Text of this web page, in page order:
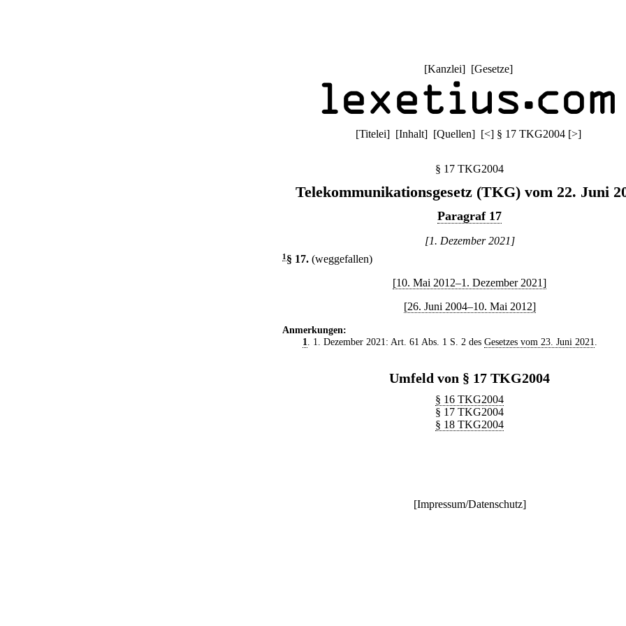
[Kanzlei] [Gesetze]
[Titelei] [Inhalt] [Quellen] [<] § 17 TKG2004 [>]
§ 17 TKG2004
Telekommunikationsgesetz (TKG) vom 22. Juni
Paragraf 17
[1. Dezember 2021]
1 § 17. (weggefallen)
[10. Mai 2012–1. Dezember 2021]
[26. Juni 2004–10. Mai 2012]
Anmerkungen:
1
. 1. Dezember 2021: Art. 61 Abs. 1 S. 2 des Gesetzes vom 23. Juni 2021
Umfeld von § 17 TKG2004
§ 16 TKG2004
§ 17 TKG2004
§ 18 TKG2004
[Impressum/Datenschutz]